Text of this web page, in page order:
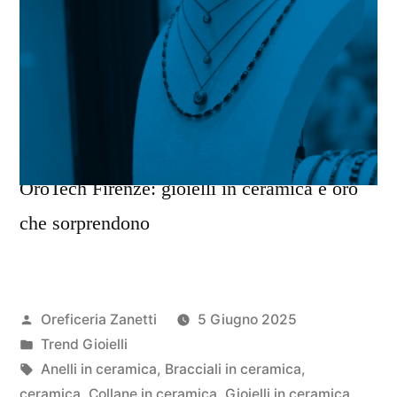
OroTech Firenze: gioielli in ceramica e oro
che sorprendono
Pubblicato
da
Oreficeria Zanetti
5 Giugno 2025
Pubblicato
in
Trend Gioielli
Tag:
Anelli in ceramica, Bracciali in ceramica,
ceramica Collane in ceramica Gioielli in ceramica